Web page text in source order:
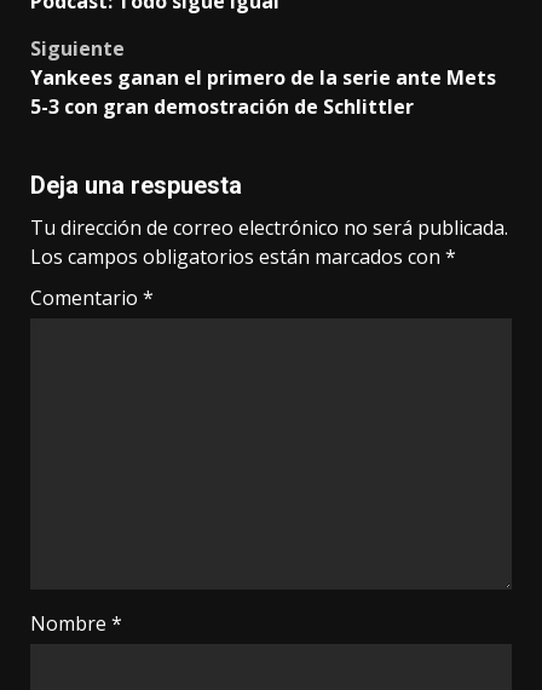
navigation
Siguiente
Yankees ganan el primero de la serie ante Mets
5-3 con gran demostración de Schlittler
Deja una respuesta
Tu dirección de correo electrónico no será publicada.
Los campos obligatorios están marcados con *
Comentario *
Nombre *